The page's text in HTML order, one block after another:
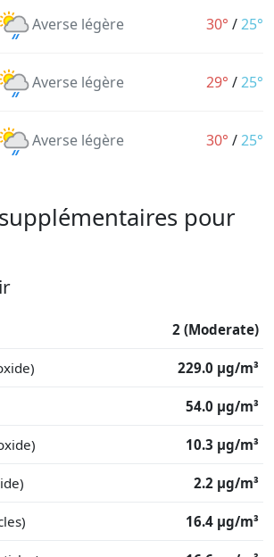
Averse légère 30° /25°
Averse légère 29° /25°
Averse légère 30° /25°
pour
2 (Moderate)
229.0 μg/m³
54.0 μg/m³
10.3 μg/m³
2.2 μg/m³
16.4 μg/m³